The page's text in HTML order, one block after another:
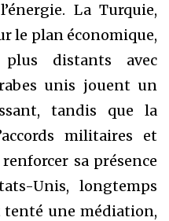
La Turquie,
le plan économique,
distants avec
unis jouent un
tandis que la
militaires et
sa présence
Unis, longtemps
tenté une médiation,